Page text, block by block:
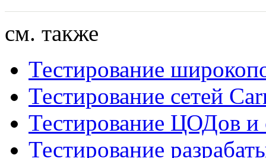
см. также
Тестирование
Тестирование сетей
Тестирование ЦОДов
Тестирование